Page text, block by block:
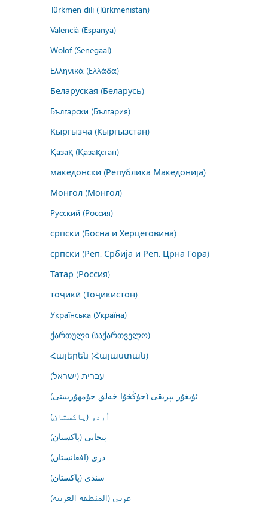
Türkmen dili (Türkmenistan)
Valencià (Espanya)
Wolof (Senegaal)
Ελληνικά (Ελλάδα)
Беларуская (Беларусь)
Български (България)
Кыргызча (Кыргызстан)
Қазақ (Қазақстан)
македонски (Република Македонија)
Монгол (Монгол)
Русский (Россия)
српски (Босна и Херцеговина)
српски (Реп. Србија и Реп. Црна Гора)
Татар (Россия)
тоҷикӣ (Тоҷикистон)
Українська (Україна)
ქართული (საქართველო)
Հայերեն (Հայաստան)
עברית (ישראל)
ئۇيغۇر يېزىقى (جۇڭخۇا خەلق جۇمھۇرىيىتى)
اُردو (پاکستان)
پنجابی (پاکستان)
درى (افغانستان)
سنڌي (پاکستان)
عربي (المنطقة العربية)